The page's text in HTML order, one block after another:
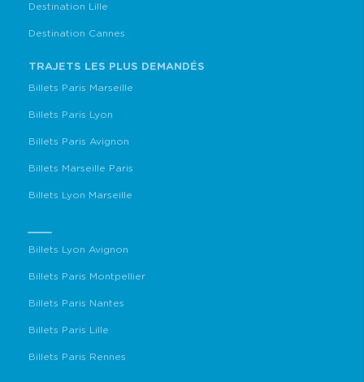
Destination Lille
Destination Cannes
TRAJETS LES PLUS DEMANDÉS
Billets Paris Marseille
Billets Paris Lyon
Billets Paris Avignon
Billets Marseille Paris
Billets Lyon Marseille
Billets Lyon Avignon
Billets Paris Montpellier
Billets Paris Nantes
Billets Paris Lille
Billets Paris Rennes